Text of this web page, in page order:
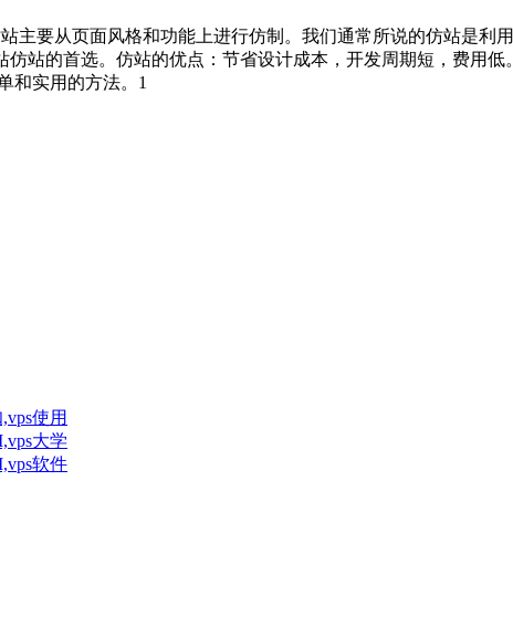
主要从页面风格和功能上进行仿制。我们通常所说的仿站是利
站的首选。仿站的优点：节省设计成本，开发周期短，费用
和实用的方法。1
使用
大学
软件